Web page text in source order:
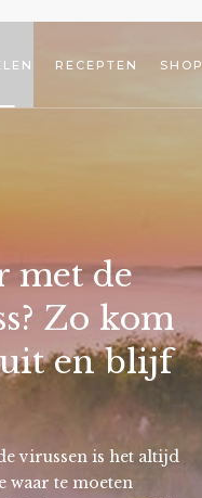
RECEPTEN SHOP
met de
Zo kom
en blijf
virussen is het altijd
waar te moeten